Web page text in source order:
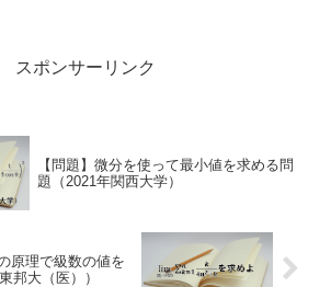
スポンサーリンク
【問題】微分を使って最小値を求める問
題（2021年関西大学）
原理で級数の値を
邦大（医））